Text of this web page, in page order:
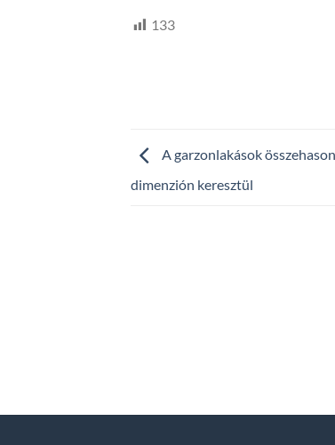
133
A garzonlakások
dimenzión keresztül